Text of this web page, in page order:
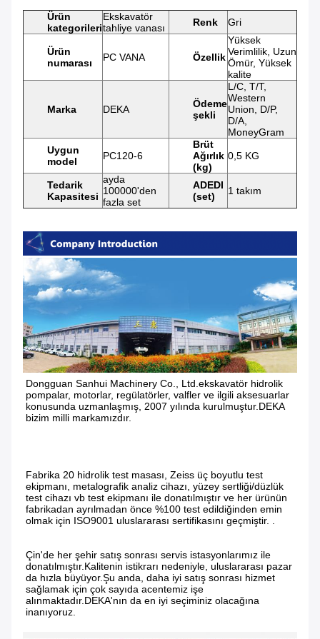
Ürün
kategorileri
Ekskavatör
tahliye vanası
Renk Gri
Ürün
numarası
PC VANA Özellik
Yüksek
Verimlilik, Uzun
Ömür, Yüksek
kalite
Marka DEKA
Ödeme
şekli
L/C, T/T,
Western
Union, D/P,
D/A,
MoneyGram
Uygun
model
PC120-6
Brüt
Ağırlık
(kg)
0,5 KG
Tedarik
Kapasitesi
ayda
100000'den
fazla set
ADEDI
(set)
1 takım
Dongguan Sanhui Machinery Co., Ltd.ekskavatör hidrolik
pompalar, motorlar, regülatörler, valfler ve ilgili aksesuarlar
konusunda uzmanlaşmış, 2007 yılında kurulmuştur.DEKA
bizim milli markamızdır.
Fabrika 20 hidrolik test masası, Zeiss üç boyutlu test
ekipmanı, metalografik analiz cihazı, yüzey sertliği/düzlük
test cihazı vb test ekipmanı ile donatılmıştır ve her ürünün
fabrikadan ayrılmadan önce %100 test edildiğinden emin
olmak için ISO9001 uluslararası sertifikasını geçmiştir. .
Çin'de her şehir satış sonrası servis istasyonlarımız ile
donatılmıştır.Kalitenin istikrarı nedeniyle, uluslararası pazar
da hızla büyüyor.Şu anda, daha iyi satış sonrası hizmet
sağlamak için çok sayıda acentemiz işe
alınmaktadır.DEKA'nın da en iyi seçiminiz olacağına
inanıyoruz.